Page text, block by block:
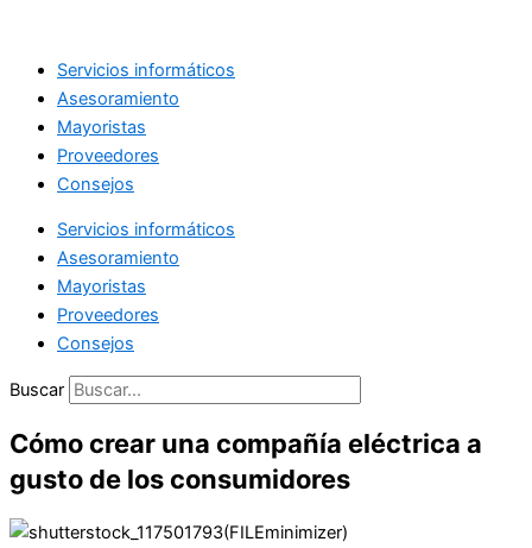
contenidoServicios informáticos
Asesoramiento
Mayoristas
Proveedores
Consejos
Servicios informáticos
Asesoramiento
Mayoristas
Proveedores
Consejos
Buscar
Cómo crear una compañía eléctrica a
gusto de los consumidores